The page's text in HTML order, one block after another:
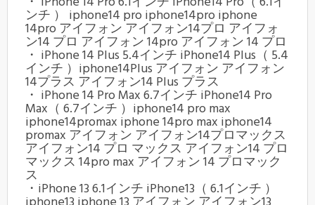
ンチ ） iphone14 pro iphone14pro iphone
14pro アイフォン アイフォン14プロ アイフォ
ン14 プロ アイフォン 14pro アイフォン 14 プロ
・ iPhone 14 Plus 5.4インチ iPhone14 Plus（ 5.4
インチ ）iphone14Plus アイフォン アイフォン
14プラス アイフォン14 Plus プラス
・ iPhone 14 Pro Max 6.7インチ iPhone14 Pro
Max（ 6.7インチ ）iphone14 pro max
iphone14promax iphone 14pro max iphone14
promax アイフォン アイフォン14プロマックス
アイフォン14 プロ マックス アイフォン14 プロ
マックス 14pro max アイフォン 14 プロマック
ス
・iPhone 13 6.1インチ iPhone13（ 6.1インチ ）